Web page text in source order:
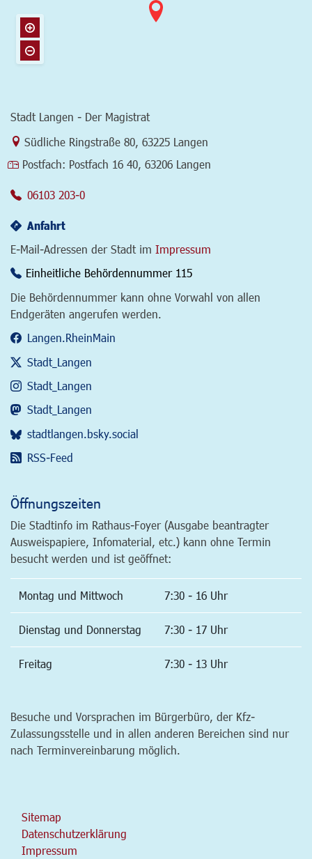
Stadt Langen - Der Magistrat
Link zur Google-Maps Navigation
Südliche Ringstraße 80 63225 Langen
Postfach: Postfach 16 40, 63206 Langen
06103 203-0
Anfahrt
E-Mail-Adressen der Stadt im Impressum
Einheitliche Behördennummer 115
Die Behördennummer kann ohne Vorwahl von allen
Endgeräten angerufen werden.
Langen.RheinMain
Stadt_Langen
Stadt_Langen
Stadt_Langen
stadtlangen.bsky.social
RSS-Feed
Öffnungszeiten
Die Stadtinfo im Rathaus-Foyer (Ausgabe beantragter
Ausweispapiere, Infomaterial, etc.) kann ohne Termin
besucht werden und ist geöffnet:
Montag und Mittwoch 7:30 - 16 Uhr
Dienstag und Donnerstag 7:30 - 17 Uhr
Freitag 7:30 - 13 Uhr
Besuche und Vorsprachen im Bürgerbüro, der Kfz-
Zulassungsstelle und in allen anderen Bereichen sind nur
nach Terminvereinbarung möglich.
Sitemap
Datenschutzerklärung
Impressum